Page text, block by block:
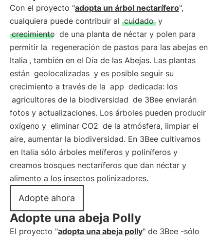
Con el proyecto "adopta un árbol nectarífero",
cualquiera puede contribuir al cuidado y
crecimiento de una planta de néctar y polen para
permitir la regeneración de pastos para las abejas en
Italia , también en el Día de las Abejas. Las plantas
están geolocalizadas y es posible seguir su
crecimiento a través de la app dedicada: los
agricultores de la biodiversidad de 3Bee enviarán
fotos y actualizaciones. Los árboles pueden producir
oxígeno y eliminar CO2 de la atmósfera, limpiar el
aire, aumentar la biodiversidad. En 3Bee cultivamos
en Italia sólo árboles melíferos y poliníferos y
creamos bosques nectaríferos que dan néctar y
alimento a los insectos polinizadores.
Adopte ahora
Adopte una abeja Polly
El proyecto "adopta una abeja polly" de 3Bee -sólo